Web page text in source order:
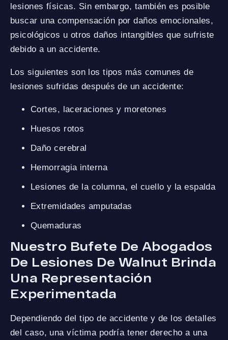
lesiones físicas. Sin embargo, también es posible
buscar una compensación por daños emocionales,
psicológicos u otros daños intangibles que sufriste
debido a un accidente.
Los siguientes son los tipos más comunes de
lesiones sufridas después de un accidente:
Cortes, laceraciones y moretones
Huesos rotos
Daño cerebral
Hemorragia interna
Lesiones de la columna, el cuello y la espalda
Extremidades amputadas
Quemaduras
Nuestro Bufete De Abogados
De Lesiones De Walnut Brinda
Una Representación
Experimentada
Dependiendo del tipo de accidente y de los detalles
del caso, una víctima podría tener derecho a una